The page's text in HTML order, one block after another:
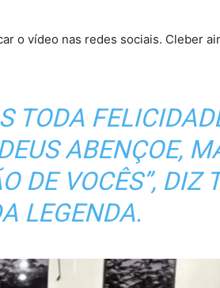
o vídeo nas redes sociais. Cleber
TODA
ABENÇOE,
DE VOCÊS”, DIZ
LEGENDA.